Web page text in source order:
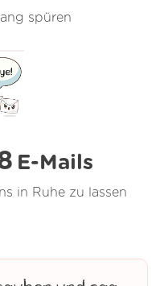
spüren
E-Mails
in Ruhe zu lassen